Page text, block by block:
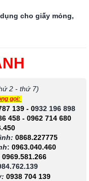
cho giấy mỏng,
2 - thứ 7)
gọi:
139- 0932 196 898
458 - 0962 714 680
0868.227775
: 0963.040.460
0969.581.266
: 0938 704 139